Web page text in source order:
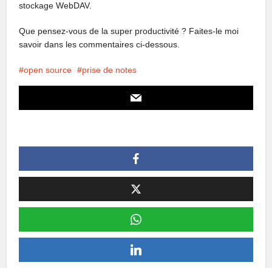
stockage WebDAV.
Que pensez-vous de la super productivité ? Faites-le moi
savoir dans les commentaires ci-dessous.
open source prise de notes